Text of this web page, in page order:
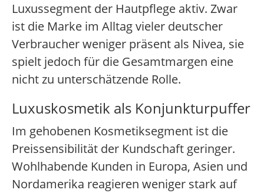
Luxussegment der Hautpflege aktiv. Zwar
ist die Marke im Alltag vieler deutscher
Verbraucher weniger präsent als Nivea, sie
spielt jedoch für die Gesamtmargen eine
nicht zu unterschätzende Rolle.
Luxuskosmetik als Konjunkturpuffer
Im gehobenen Kosmetiksegment ist die
Preissensibilität der Kundschaft geringer.
Wohlhabende Kunden in Europa, Asien und
Nordamerika reagieren weniger stark auf